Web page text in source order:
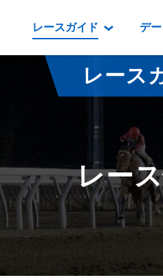
レースガイド
レース情報
払戻金一覧
騎手成績表
馬番成績表
オッズ
デ
データルーム
騎手・調教師紹介
坂路調教映像
遠征馬情報
番組編成要領
レース
レー